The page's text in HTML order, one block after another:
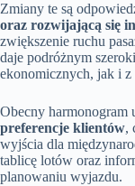
Zmiany te są
oraz rozwijającą się
zwiększenie ruchu
daje podróżnym
ekonomicznych, jak i z
Obecny harmonogram
preferencje klientów,
wyjścia dla
tablicę lotów oraz
planowaniu wyjazdu.